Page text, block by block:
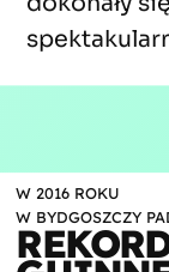
W 2016 ROKU
W BYDGOSZCZY